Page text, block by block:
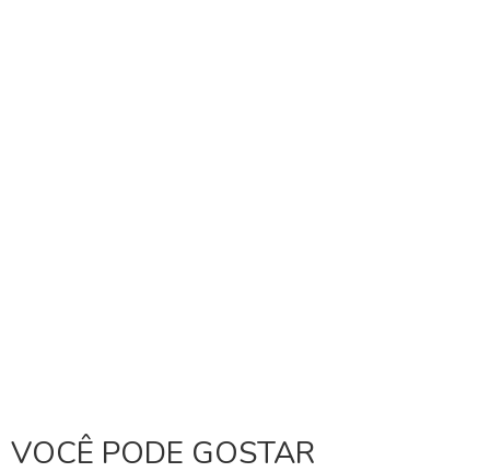
VOCÊ PODE GOSTAR